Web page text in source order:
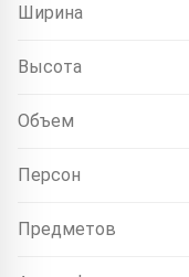
Ширина
Высота
Объем
Персон
Предметов